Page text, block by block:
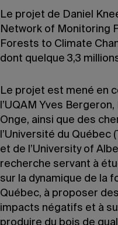
Le projet de Daniel
Network of Monitoring
Forests to Climate
dont quelque 3,3
Le projet est mené en
l’UQAM Yves
Onge, ainsi que des
l’Université du Québec
et de l’University of
recherche servant à
sur la dynamique de la
Québec, à proposer
impacts négatifs et à
produire du bois de